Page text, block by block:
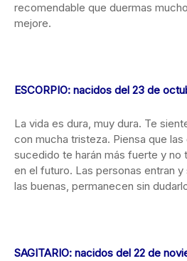
recomendable que duermas
mejore.
ESCORPIO: nacidos del 23 de
La vida es dura, muy dura. Te
con mucha tristeza. Piensa que
sucedido te harán más fuerte y no
en el futuro. Las personas entran
las buenas, permanecen sin
SAGITARIO: nacidos del 22 de